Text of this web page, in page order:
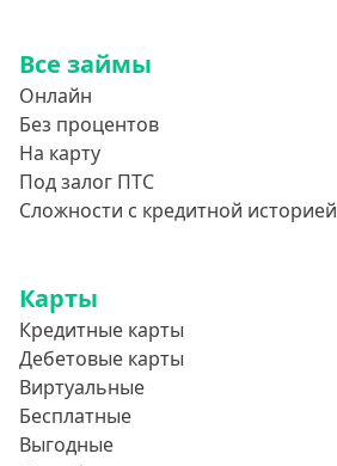
Все займы
Онлайн
Без процентов
На карту
Под залог ПТС
Сложности с кредитной историей
Карты
Кредитные карты
Дебетовые карты
Виртуальные
Бесплатные
Выгодные